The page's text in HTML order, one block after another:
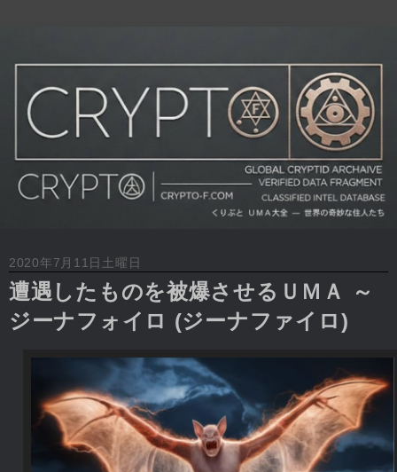
2020年7月11日土曜日
遭遇したものを被爆させるＵＭＡ ～
ジーナフォイロ (ジーナファイロ)